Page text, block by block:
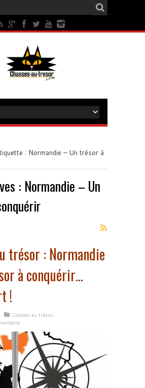
: Normandie – Un trésor à
: Normandie – Un
trésor : Normandie
à conquérir…
!
Chasses au trésor